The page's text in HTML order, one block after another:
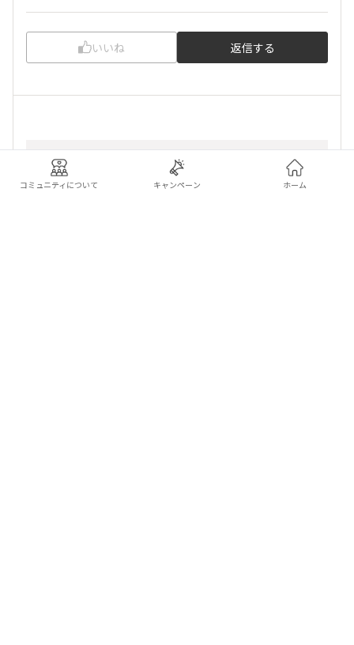
いいね 返信する
りかちゃん
2025/11/12 19:11
コミュニティについて キャンペーン ホーム